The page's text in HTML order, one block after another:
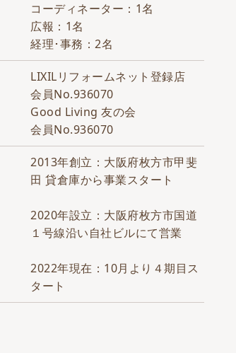
コーディネーター：1名
広報：1名
経理･事務：2名
LIXILリフォームネット登録店
会員No.936070
Good Living 友の会
会員No.936070
2013年創立：大阪府枚方市甲斐
田 貸倉庫から事業スタート
2020年設立：大阪府枚方市国道
１号線沿い自社ビルにて営業
2022年現在：10月より４期目ス
タート